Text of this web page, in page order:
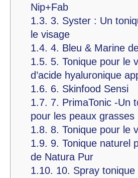
Nip+Fab
1.3. 3. Syster : Un
le visage
1.4. 4. Bleu & Marine
1.5. 5. Tonique pour le
d’acide hyaluronique
1.6. 6. Skinfood Sensi
1.7. 7. PrimaTonic -Un
pour les peaux grasses
1.8. 8. Tonique pour le
1.9. 9. Tonique naturel
de Natura Pur
1.10. 10. Spray